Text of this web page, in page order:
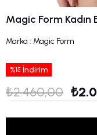
Magic Form Kadın
Marka : Magic Form
%15 İndirim
₺2.460,00